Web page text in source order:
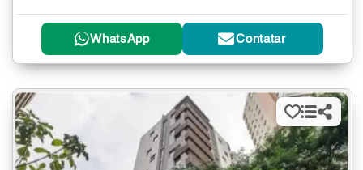
WhatsApp Contatar